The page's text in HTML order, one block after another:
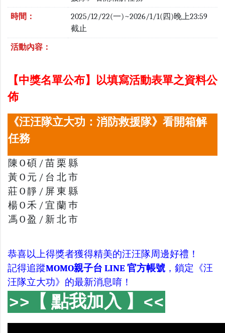
時間：
2025/12/22(一)~2026/1/1(四)晚上23:59
截止
活動內容：
【中獎名單公布】以填寫活動表單之資料公
佈
《汪汪隊立大功：消防救援隊》看開箱解
任務
陳 O 碩 / 苗 栗 縣
黃 O 元 / 台 北 市
莊 O 靜 / 屏 東 縣
楊 O 禾 / 宜 蘭 巿
馮 O 盈 / 新 北 市
恭喜以上得獎者獲得精美的汪汪隊周邊好禮！
記得追蹤MOMO親子台 LINE 官方帳號 ，鎖定《汪
汪隊立大功》的最新消息唷！
>>【 點我加入 】<<